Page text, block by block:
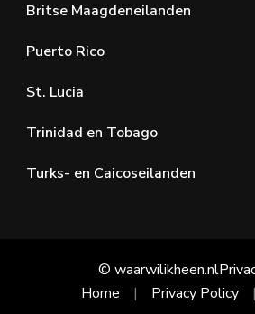
Britse Maagdeneilanden
Puerto Rico
St. Lucia
Trinidad en Tobago
Turks- en Caicoseilanden
© waarwilikheen.nl
Home
Privacy Policy